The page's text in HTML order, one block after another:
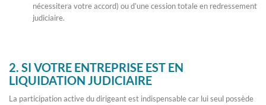
nécessitera votre accord) ou d’une cession totale en redressement
judiciaire.
2. SI VOTRE ENTREPRISE EST EN
LIQUIDATION JUDICIAIRE
La participation active du dirigeant est indispensable car lui seul possède